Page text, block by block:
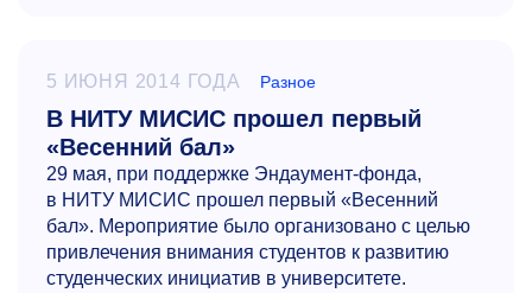
5 ИЮНЯ 2014 ГОДА Разное
В НИТУ МИСИС прошел первый
«Весенний бал»
29 мая, при поддержке Эндаумент-фонда,
в НИТУ МИСИС прошел первый «Весенний
бал». Мероприятие было организовано с целью
привлечения внимания студентов к развитию
студенческих инициатив в университете.